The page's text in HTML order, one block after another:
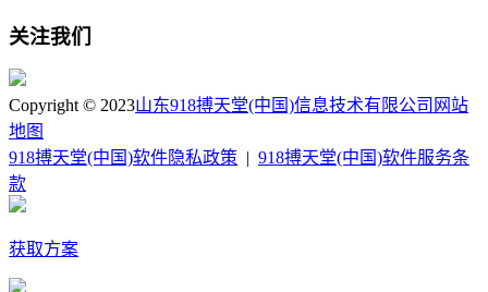
关注我们
Copyright © 2023山东918搏天堂(中国)信息技术有限公司 网站
地图
918搏天堂(中国)软件隐私政策
918搏天堂(中国)软件服务条
款
获取方案